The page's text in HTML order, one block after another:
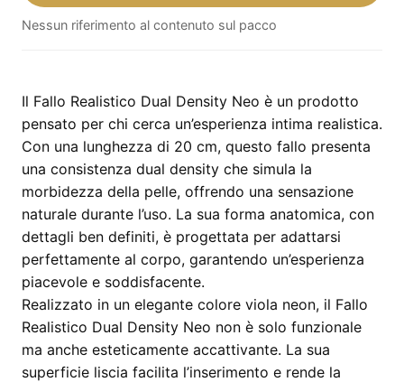
Dual
Density
20
cm
colore
viola
neon
quantità
Nessun riferimento al contenuto sul pacco
Il Fallo Realistico Dual Density Neo è un prodotto
pensato per chi cerca un’esperienza intima realistica.
Con una lunghezza di 20 cm, questo fallo presenta
una consistenza dual density che simula la
morbidezza della pelle, offrendo una sensazione
naturale durante l’uso. La sua forma anatomica, con
dettagli ben definiti, è progettata per adattarsi
perfettamente al corpo, garantendo un’esperienza
piacevole e soddisfacente.
Realizzato in un elegante colore viola neon, il Fallo
Realistico Dual Density Neo non è solo funzionale
ma anche esteticamente accattivante. La sua
superficie liscia facilita l’inserimento e rende la